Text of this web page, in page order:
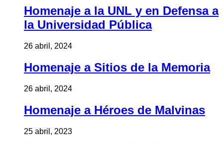
Homenaje a la UNL y en Defensa a
la Universidad Pública
26 abril, 2024
Homenaje a Sitios de la Memoria
26 abril, 2024
Homenaje a Héroes de Malvinas
25 abril, 2023